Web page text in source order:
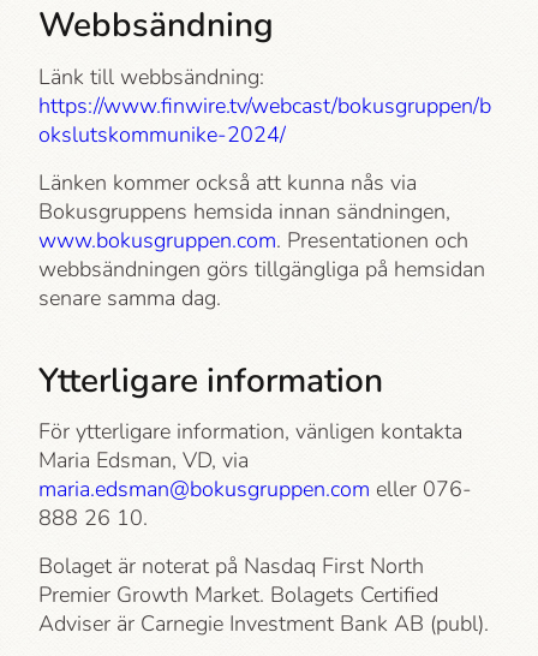
Webbsändning
Länk till webbsändning:
https://www.finwire.tv/webcast/bokusgruppen/b
okslutskommunike-2024/
Länken kommer också att kunna nås via
Bokusgruppens hemsida innan sändningen,
www.bokusgruppen.com. Presentationen och
webbsändningen görs tillgängliga på hemsidan
senare samma dag.
Ytterligare information
För ytterligare information, vänligen kontakta
Maria Edsman, VD, via
maria.edsman@bokusgruppen.com eller 076-
888 26 10.
Bolaget är noterat på Nasdaq First North
Premier Growth Market. Bolagets Certified
Adviser är Carnegie Investment Bank AB (publ).